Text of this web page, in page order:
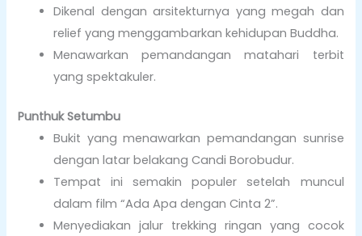
Dikenal dengan arsitekturnya yang megah dan
relief yang menggambarkan kehidupan Buddha.
Menawarkan pemandangan matahari terbit
yang spektakuler.
Punthuk Setumbu
Bukit yang menawarkan pemandangan sunrise
dengan latar belakang Candi Borobudur.
Tempat ini semakin populer setelah muncul
dalam film “Ada Apa dengan Cinta 2”.
Menyediakan jalur trekking ringan yang cocok